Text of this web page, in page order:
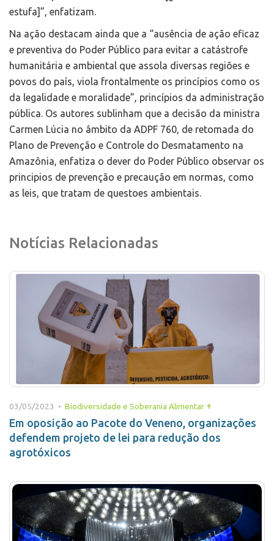
estufa]”, enfatizam.
Na ação destacam ainda que a “ausência de ação eficaz
e preventiva do Poder Público para evitar a catástrofe
humanitária e ambiental que assola diversas regiões e
povos do país, viola frontalmente os princípios como os
da legalidade e moralidade”, princípios da administração
pública. Os autores sublinham que a decisão da ministra
Carmen Lúcia no âmbito da ADPF 760, de retomada do
Plano de Prevenção e Controle do Desmatamento na
Amazônia, enfatiza o dever do Poder Público observar os
principios de prevenção e precaução em normas, como
as leis, que tratam de questoes ambientais.
Notícias Relacionadas
03/05/2023 • Biodiversidade e Soberania Alimentar +
Em oposição ao Pacote do Veneno, organizações
defendem projeto de lei para redução dos
agrotóxicos